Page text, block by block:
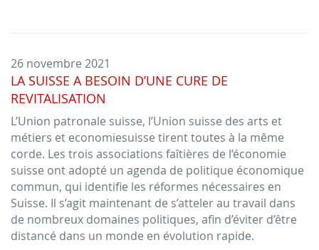
26 novembre 2021
LA SUISSE A BESOIN D’UNE CURE DE
REVITALISATION
L’Union patronale suisse, l’Union suisse des arts et
métiers et economiesuisse tirent toutes à la même
corde. Les trois associations faîtières de l’économie
suisse ont adopté un agenda de politique économique
commun, qui identifie les réformes nécessaires en
Suisse. Il s’agit maintenant de s’atteler au travail dans
de nombreux domaines politiques, afin d’éviter d’être
distancé dans un monde en évolution rapide.